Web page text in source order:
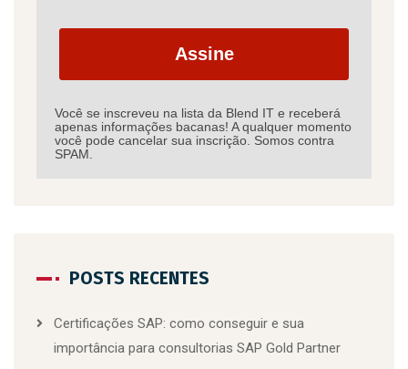
Assine
Você se inscreveu na lista da Blend IT e receberá
apenas informações bacanas! A qualquer momento
você pode cancelar sua inscrição. Somos contra
SPAM.
POSTS RECENTES
Certificações SAP: como conseguir e sua
importância para consultorias SAP Gold Partner